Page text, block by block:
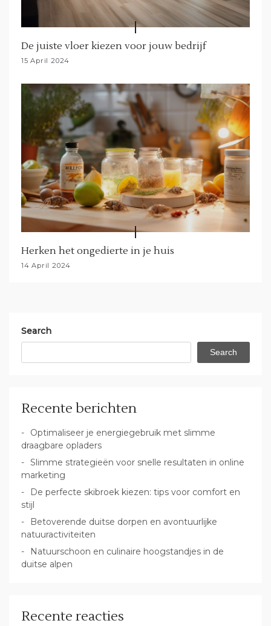
De juiste vloer kiezen voor jouw bedrijf
15 April 2024
Herken het ongedierte in je huis
14 April 2024
Search
Search
Recente berichten
Optimaliseer je energiegebruik met slimme
draagbare opladers
Slimme strategieën voor snelle resultaten in online
marketing
De perfecte skibroek kiezen: tips voor comfort en
stijl
Betoverende duitse dorpen en avontuurlijke
natuuractiviteiten
Natuurschoon en culinaire hoogstandjes in de
duitse alpen
Recente reacties